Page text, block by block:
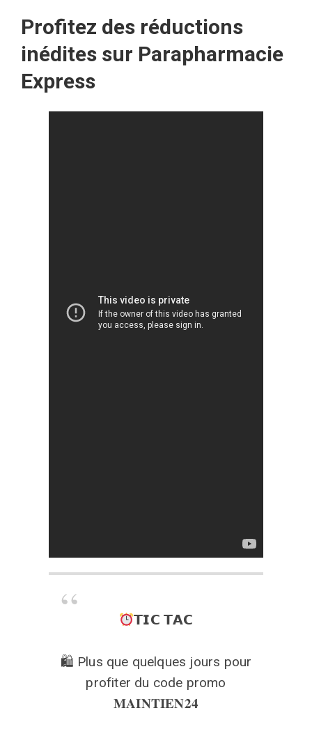
Profitez des réductions
inédites sur Parapharmacie
Express
𝗧𝗜𝗖 𝗧𝗔𝗖
🛍 Plus que quelques jours pour
profiter du code promo
𝐌𝐀𝐈𝐍𝐓𝐈𝐄𝐍𝟐𝟒